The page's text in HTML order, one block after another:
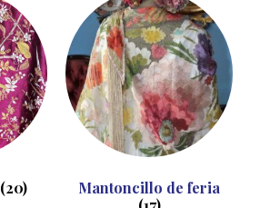
(20)
Mantoncillo de feria